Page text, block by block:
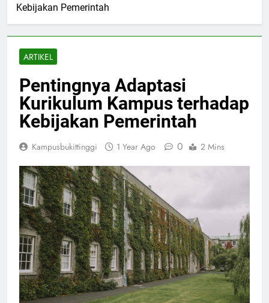
Kebijakan Pemerintah
ARTIKEL
Pentingnya Adaptasi
Kurikulum Kampus terhadap
Kebijakan Pemerintah
Kampusbukittinggi 1 Year Ago 0 2 Mins